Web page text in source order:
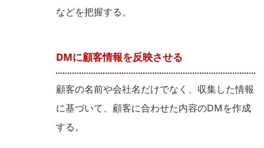
などを把握する。
DMに顧客情報を反映させる
顧客の名前や会社名だけでなく、収集した情報
に基づいて、顧客に合わせた内容のDMを作成
する。